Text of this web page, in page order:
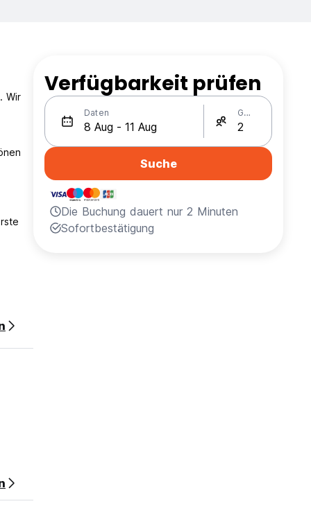
Wir Verfügbarkeit prüfen
Daten Gäste
Suche
Die Buchung dauert nur 2 Minuten
Sofortbestätigung